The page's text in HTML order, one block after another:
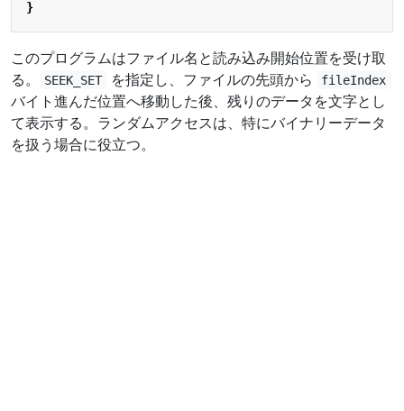
}
このプログラムはファイル名と読み込み開始位置を受け取
る。
SEEK_SET を指定し、ファイルの先頭から fileIndex
バイト進んだ位置へ移動した後、残りのデータを文字とし
て表示する。ランダムアクセスは、特にバイナリーデータ
を扱う場合に役立つ。